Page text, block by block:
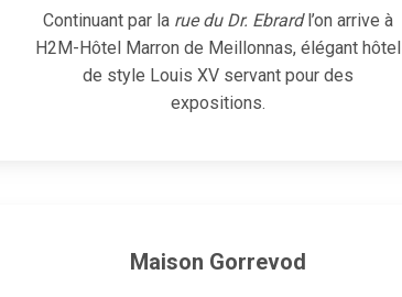
Continuant par la rue du Dr. Ebrardl’on arrive à
H2M-Hôtel Marron de Meillonnas, élégant hôtel
de style Louis XV servant pour des
expositions.
Maison Gorrevod